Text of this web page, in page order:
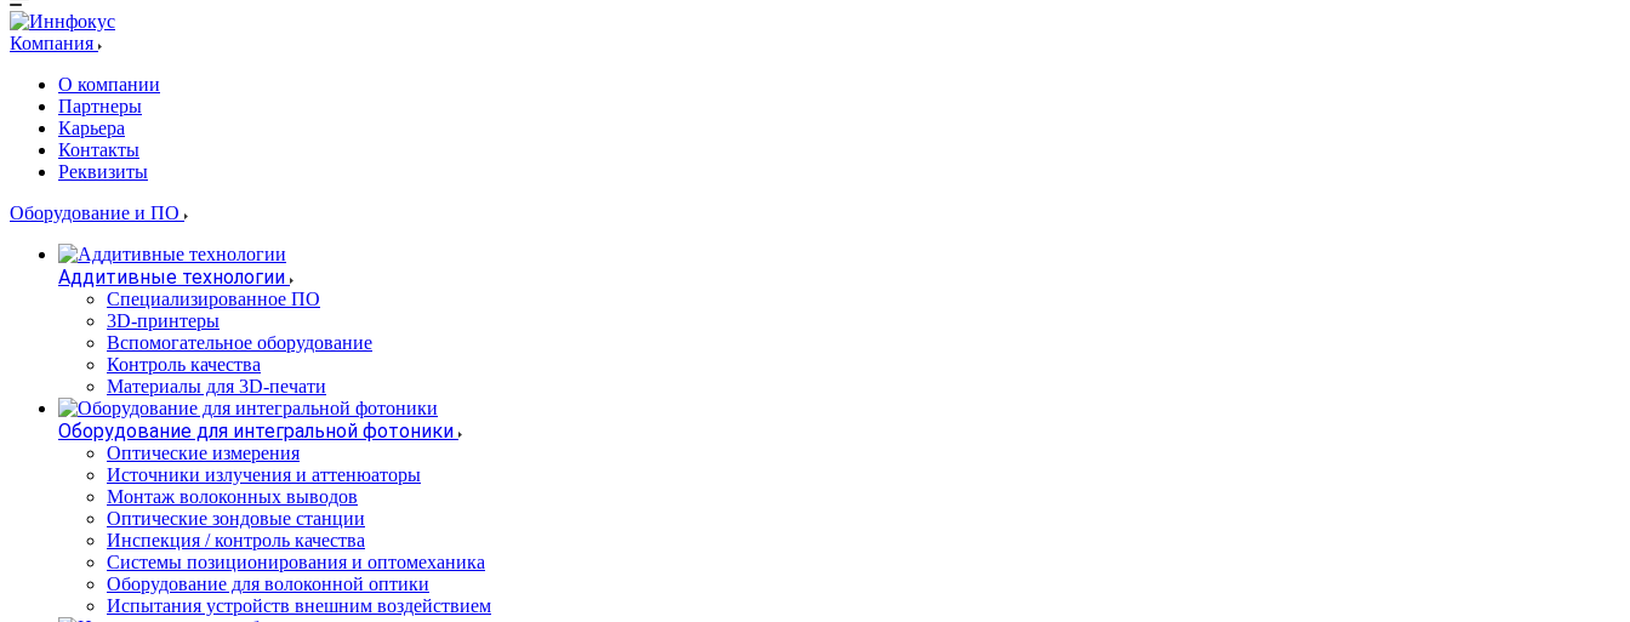
Компания
О компании
Партнеры
Карьера
Контакты
Реквизиты
Оборудование и ПО
Аддитивные технологии
Специализированное ПО
3D-принтеры
Вспомогательное оборудование
Контроль качества
Материалы для 3D-печати
Оборудование для интегральной фотоники
Оптические измерения
Источники излучения и аттенюаторы
Монтаж волоконных выводов
Оптические зондовые станции
Инспекция / контроль качества
Системы позиционирования и оптомеханика
Оборудование для волоконной оптики
Испытания устройств внешним воздействием